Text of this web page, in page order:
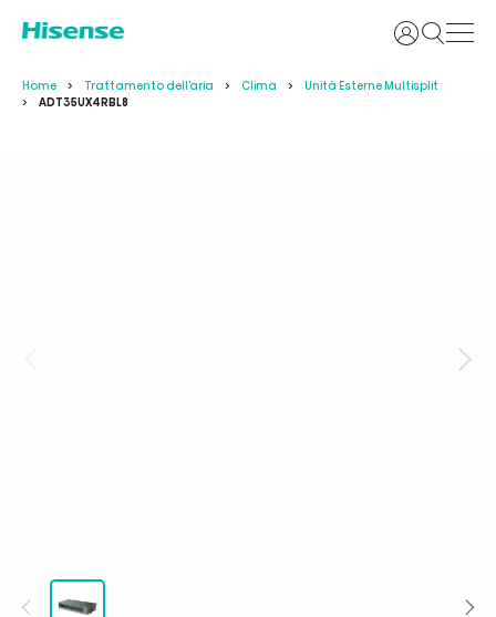
Accedi
Home Trattamento dell'aria Clima
Unità Esterne Multisplit
ADT35UX4RBL8